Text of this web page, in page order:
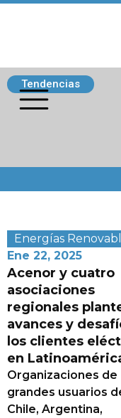
Tendencias
Energías
Ene 22, 2025
Acenor y cuatro
asociaciones
regionales
avances y
los clientes
en
Organizaciones de
grandes usuarios
Chile, Argentina,